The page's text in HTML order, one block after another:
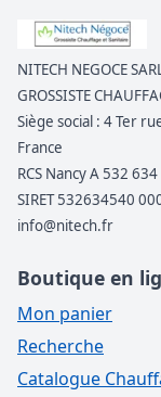
NITECH NEGOCE
GROSSISTE
Siège social : 4 Ter
France
RCS Nancy A 532
SIRET 532634540
info@nitech.fr
Boutique en
Mon panier
Recherche
Catalogue